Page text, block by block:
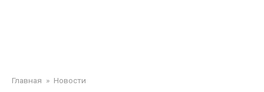
Главная » Новости